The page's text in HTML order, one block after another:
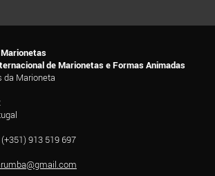
de Marionetas e Formas Animadas
da Marioneta
913 519 697